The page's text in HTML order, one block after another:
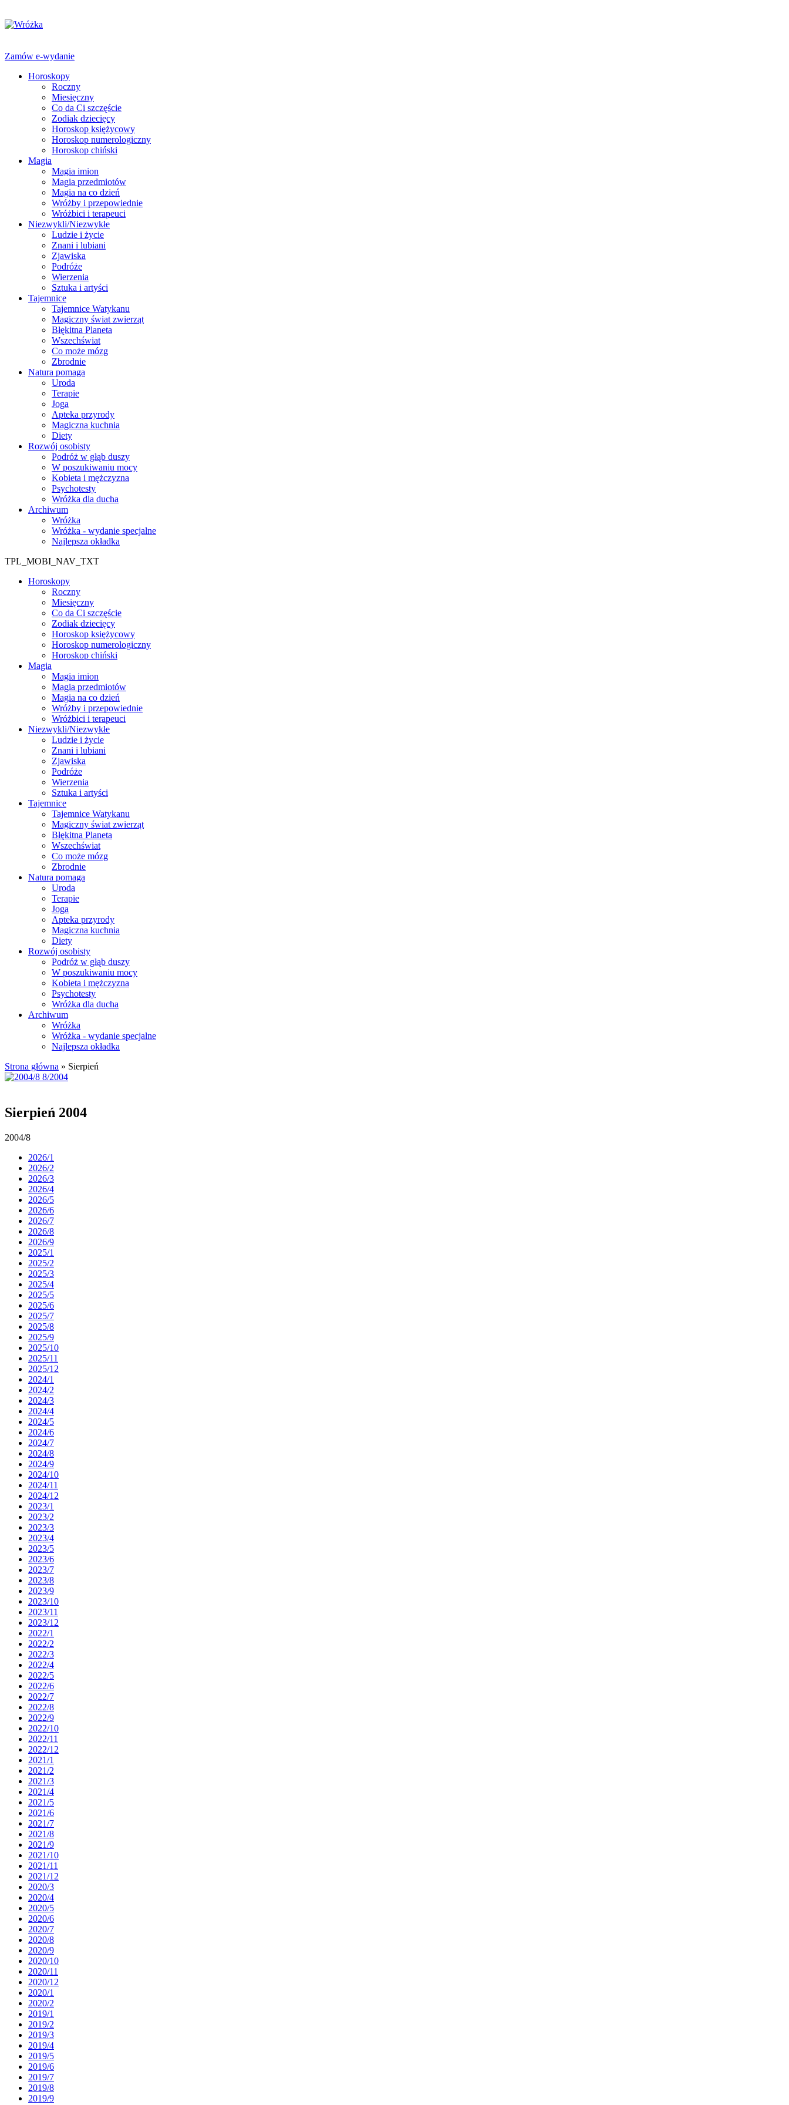
Zamów e-wydanie
Horoskopy
Roczny
Miesięczny
Co da Ci szczęście
Zodiak dziecięcy
Horoskop księżycowy
Horoskop numerologiczny
Horoskop chiński
Magia
Magia imion
Magia przedmiotów
Magia na co dzień
Wróżby i przepowiednie
Wróżbici i terapeuci
Niezwykli/Niezwykłe
Ludzie i życie
Znani i lubiani
Zjawiska
Podróże
Wierzenia
Sztuka i artyści
Tajemnice
Tajemnice Watykanu
Magiczny świat zwierząt
Błękitna Planeta
Wszechświat
Co może mózg
Zbrodnie
Natura pomaga
Uroda
Terapie
Joga
Apteka przyrody
Magiczna kuchnia
Diety
Rozwój osobisty
Podróż w głąb duszy
W poszukiwaniu mocy
Kobieta i mężczyzna
Psychotesty
Wróżka dla ducha
Archiwum
Wróżka
Wróżka - wydanie specjalne
Najlepsza okładka
TPL_MOBI_NAV_TXT
Horoskopy
Roczny
Miesięczny
Co da Ci szczęście
Zodiak dziecięcy
Horoskop księżycowy
Horoskop numerologiczny
Horoskop chiński
Magia
Magia imion
Magia przedmiotów
Magia na co dzień
Wróżby i przepowiednie
Wróżbici i terapeuci
Niezwykli/Niezwykłe
Ludzie i życie
Znani i lubiani
Zjawiska
Podróże
Wierzenia
Sztuka i artyści
Tajemnice
Tajemnice Watykanu
Magiczny świat zwierząt
Błękitna Planeta
Wszechświat
Co może mózg
Zbrodnie
Natura pomaga
Uroda
Terapie
Joga
Apteka przyrody
Magiczna kuchnia
Diety
Rozwój osobisty
Podróż w głąb duszy
W poszukiwaniu mocy
Kobieta i mężczyzna
Psychotesty
Wróżka dla ducha
Archiwum
Wróżka
Wróżka - wydanie specjalne
Najlepsza okładka
Strona główna » Sierpień
Sierpień 2004
2004/8
2026/1
2026/2
2026/3
2026/4
2026/5
2026/6
2026/7
2026/8
2026/9
2025/1
2025/2
2025/3
2025/4
2025/5
2025/6
2025/7
2025/8
2025/9
2025/10
2025/11
2025/12
2024/1
2024/2
2024/3
2024/4
2024/5
2024/6
2024/7
2024/8
2024/9
2024/10
2024/11
2024/12
2023/1
2023/2
2023/3
2023/4
2023/5
2023/6
2023/7
2023/8
2023/9
2023/10
2023/11
2023/12
2022/1
2022/2
2022/3
2022/4
2022/5
2022/6
2022/7
2022/8
2022/9
2022/10
2022/11
2022/12
2021/1
2021/2
2021/3
2021/4
2021/5
2021/6
2021/7
2021/8
2021/9
2021/10
2021/11
2021/12
2020/3
2020/4
2020/5
2020/6
2020/7
2020/8
2020/9
2020/10
2020/11
2020/12
2020/1
2020/2
2019/1
2019/2
2019/3
2019/4
2019/5
2019/6
2019/7
2019/8
2019/9